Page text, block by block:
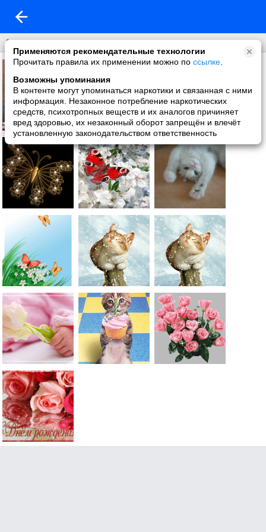
Применяются рекомендательные технологии
Прочитать правила их применении можно по ссылке
Возможны упоминания
В контенте могут упоминаться наркотики и связанная с ними
информация. Незаконное потребление наркотических
средств, психотропных веществ и их аналогов причиняет
вред здоровью, их незаконный оборот запрещён и влечёт
установленную законодательством ответственность
Анимация